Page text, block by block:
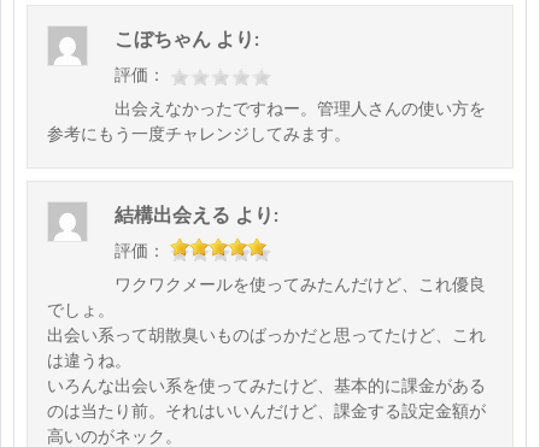
こぼちゃん より:
評価：
出会えなかったですねー。管理人さんの使い方を
参考にもう一度チャレンジしてみます。
結構出会える より:
評価：
ワクワクメールを使ってみたんだけど、これ優良
でしょ。
出会い系って胡散臭いものばっかだと思ってたけど、これ
は違うね。
いろんな出会い系を使ってみたけど、基本的に課金がある
のは当たり前。それはいいんだけど、課金する設定金額が
高いのがネック。